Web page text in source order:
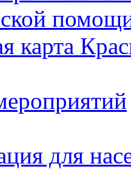
карта
для